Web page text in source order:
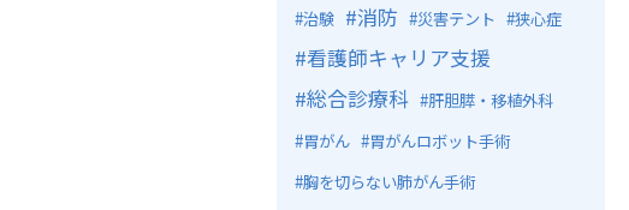
治験
消防 災害テント 狭心症
看護師キャリア支援
総合診療科
肝胆膵・移植外科
胃がん
胃がんロボット手術
胸を切らない肺がん手術